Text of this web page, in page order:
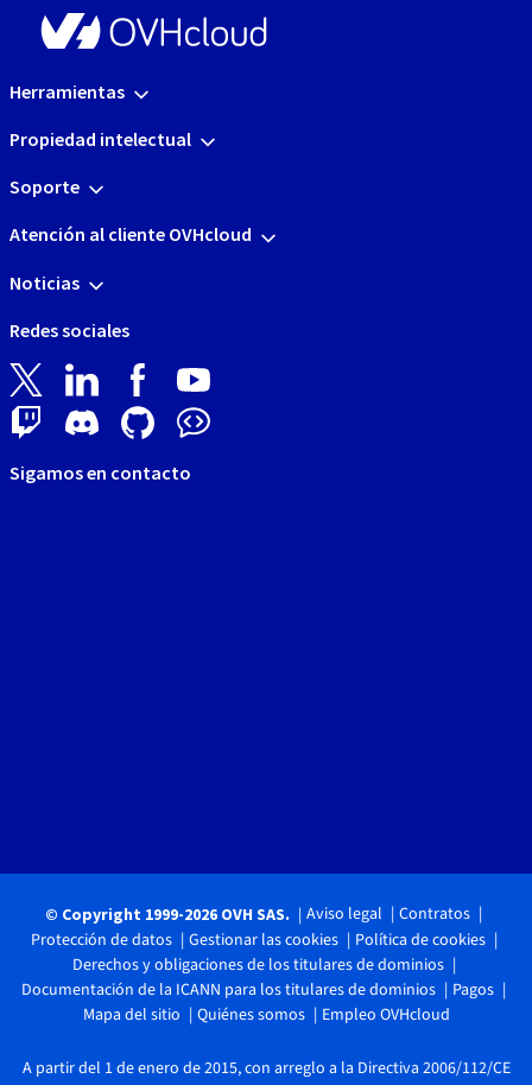
Herramientas
Propiedad intelectual
Soporte
Atención al cliente OVHcloud
Noticias
Redes sociales
Sigamos en contacto
© Copyright 1999-2026 OVH SAS. Aviso legal
Contratos
Protección de datos
Gestionar las cookies
Política de cookies
Derechos y obligaciones de los titulares de dominios
Documentación de la ICANN para los titulares de dominios
Pagos
Mapa del sitio
Quiénes somos Empleo OVHcloud
A partir del 1 de enero de 2015, con arreglo a la Directiva 2006/112/CE